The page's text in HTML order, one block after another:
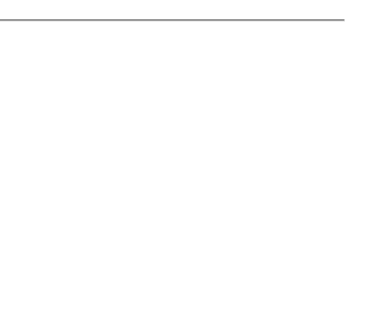
in den Siedlungen & Städten. (kostet
bevor Sie das Fahrzeug bewegen!
damit wir das gemeinsam mit dem